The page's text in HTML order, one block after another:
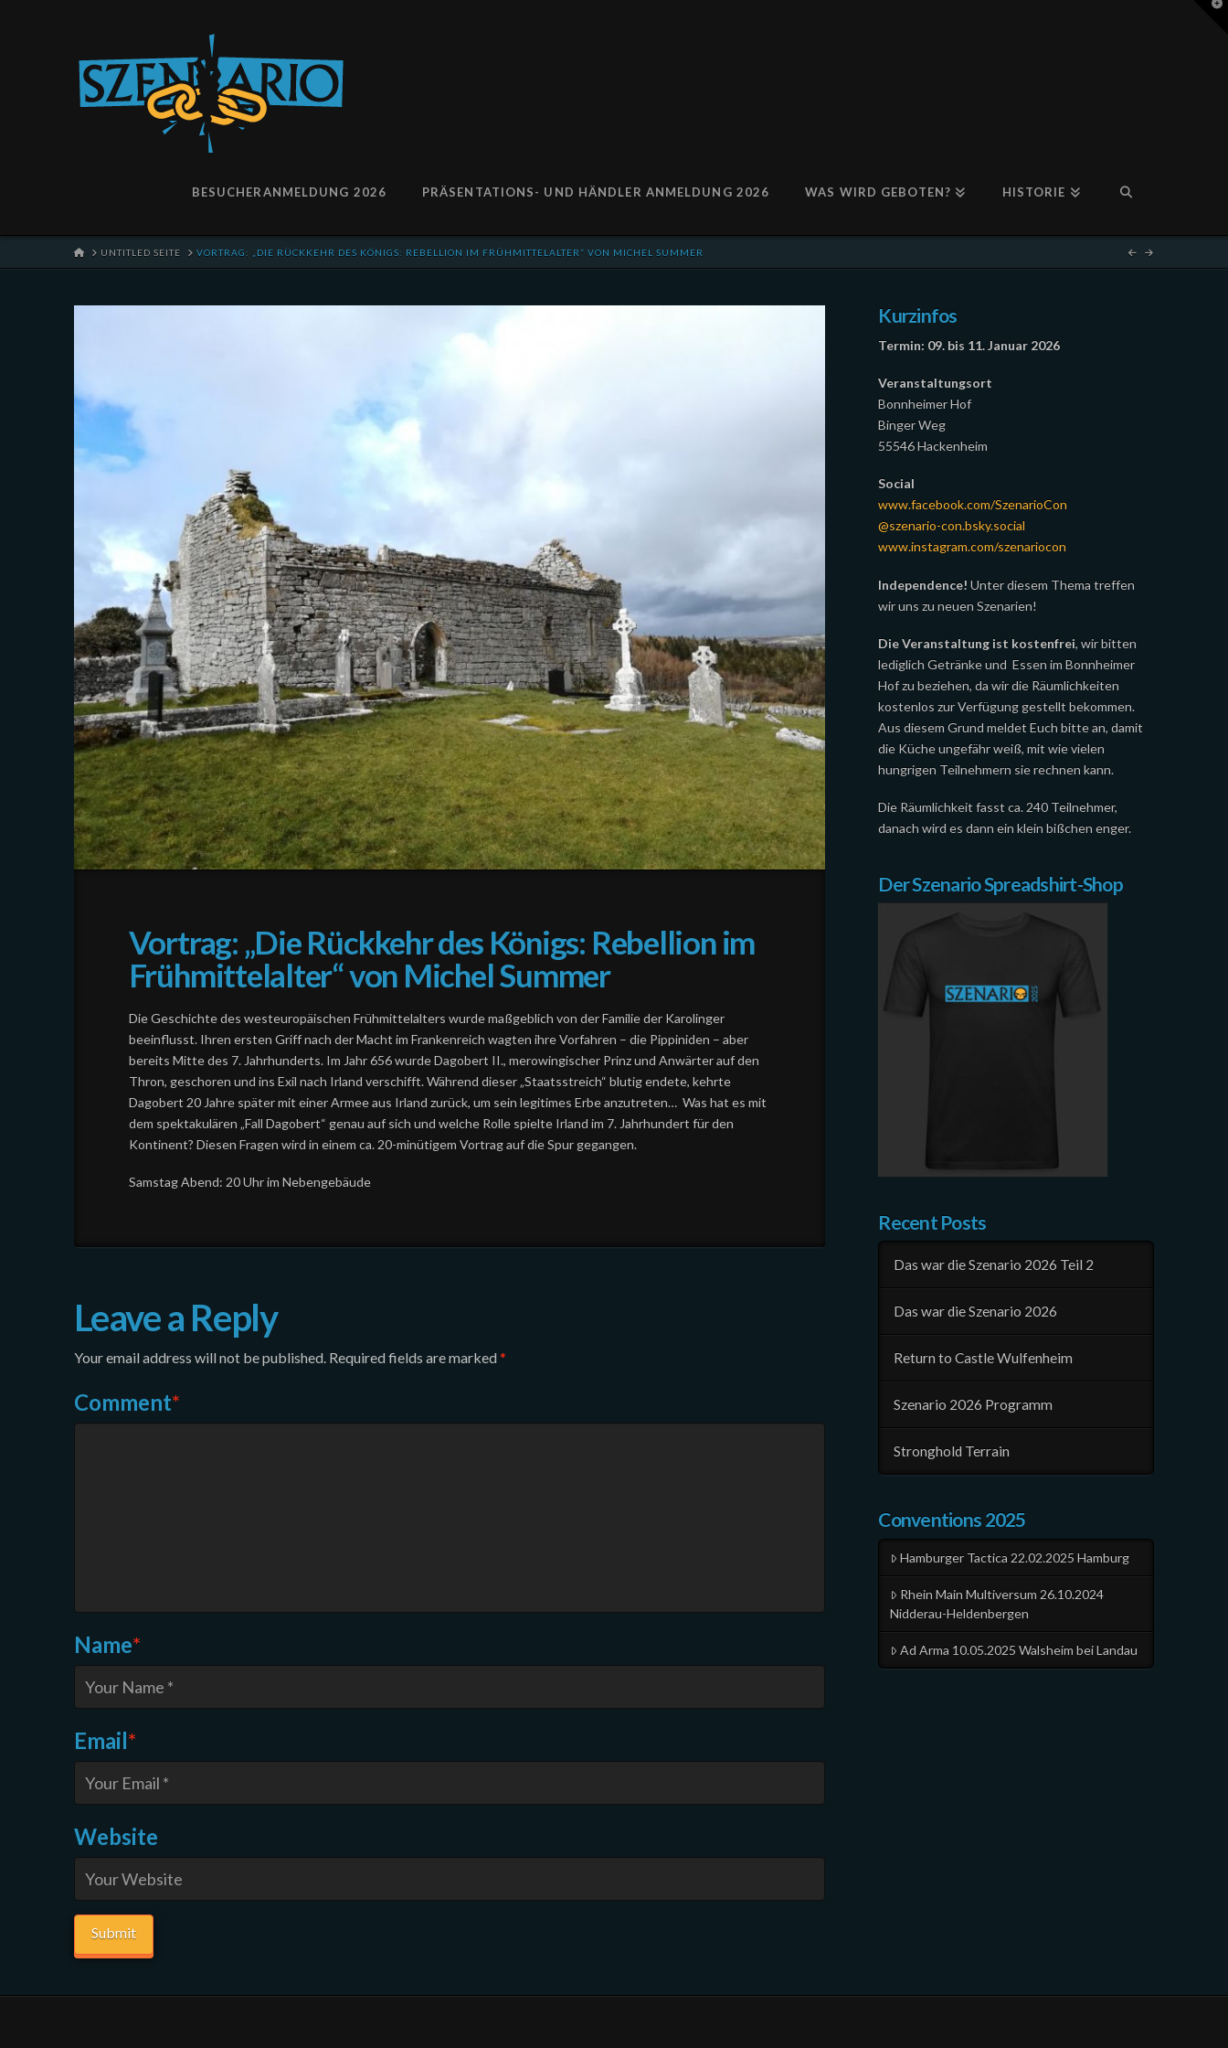
BESUCHERANMELDUNG 2026 PRÄSENTATIONS- UND HÄNDLER ANMELDUNG 2026 WAS WIRD GEBOTEN? HISTORIE
HOMEUNTITLED SEITE VORTRAG: „DIE RÜCKKEHR DES KÖNIGS: REBELLION IM FRÜHMITTELALTER“ VON MICHEL SUMMER
Vortrag: „Die Rückkehr des Königs: Rebellion im
Frühmittelalter“ von Michel Summer
Die Geschichte des westeuropäischen Frühmittelalters wurde maßgeblich von der Familie der Karolinger
beeinflusst. Ihren ersten Griff nach der Macht im Frankenreich wagten ihre Vorfahren – die Pippiniden – aber
bereits Mitte des 7. Jahrhunderts. Im Jahr 656 wurde Dagobert II., merowingischer Prinz und Anwärter auf den
Thron, geschoren und ins Exil nach Irland verschifft. Während dieser „Staatsstreich“ blutig endete, kehrte
Dagobert 20 Jahre später mit einer Armee aus Irland zurück, um sein legitimes Erbe anzutreten… Was hat es mit
dem spektakulären „Fall Dagobert“ genau auf sich und welche Rolle spielte Irland im 7. Jahrhundert für den
Kontinent? Diesen Fragen wird in einem ca. 20-minütigem Vortrag auf die Spur gegangen.
Samstag Abend: 20 Uhr im Nebengebäude
Leave a Reply
Your email address will not be published. Required fields are marked*
Comment*
Name*
Email*
Website
Kurzinfos
Termin: 09. bis 11. Januar 2026
Veranstaltungsort
Bonnheimer Hof
Binger Weg
55546 Hackenheim
Social
www.facebook.com/SzenarioCon
@szenario-con.bsky.social
www.instagram.com/szenariocon
Independence! Unter diesem Thema treffen
wir uns zu neuen Szenarien!
Die Veranstaltung ist kostenfrei, wir bitten
lediglich Getränke und Essen im Bonnheimer
Hof zu beziehen, da wir die Räumlichkeiten
kostenlos zur Verfügung gestellt bekommen.
Aus diesem Grund meldet Euch bitte an, damit
die Küche ungefähr weiß, mit wie vielen
hungrigen Teilnehmern sie rechnen kann.
Die Räumlichkeit fasst ca. 240 Teilnehmer,
danach wird es dann ein klein bißchen enger.
Der Szenario Spreadshirt-Shop
Recent Posts
Das war die Szenario 2026 Teil 2
Das war die Szenario 2026
Return to Castle Wulfenheim
Szenario 2026 Programm
Stronghold Terrain
Conventions 2025
Hamburger Tactica 22.02.2025 Hamburg
Rhein Main Multiversum 26.10.2024
Nidderau-Heldenbergen
Ad Arma 10.05.2025 Walsheim bei Landau